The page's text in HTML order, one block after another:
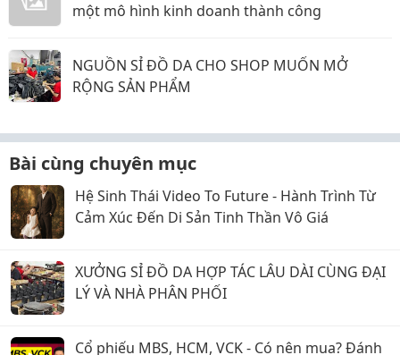
một mô hình kinh doanh thành công
NGUỒN SỈ ĐỒ DA CHO SHOP MUỐN MỞ
RỘNG SẢN PHẨM
Bài cùng chuyên mục
Hệ Sinh Thái Video To Future - Hành Trình Từ
Cảm Xúc Đến Di Sản Tinh Thần Vô Giá
XƯỞNG SỈ ĐỒ DA HỢP TÁC LÂU DÀI CÙNG ĐẠI
LÝ VÀ NHÀ PHÂN PHỐI
Cổ phiếu MBS, HCM, VCK - Có nên mua? Đánh